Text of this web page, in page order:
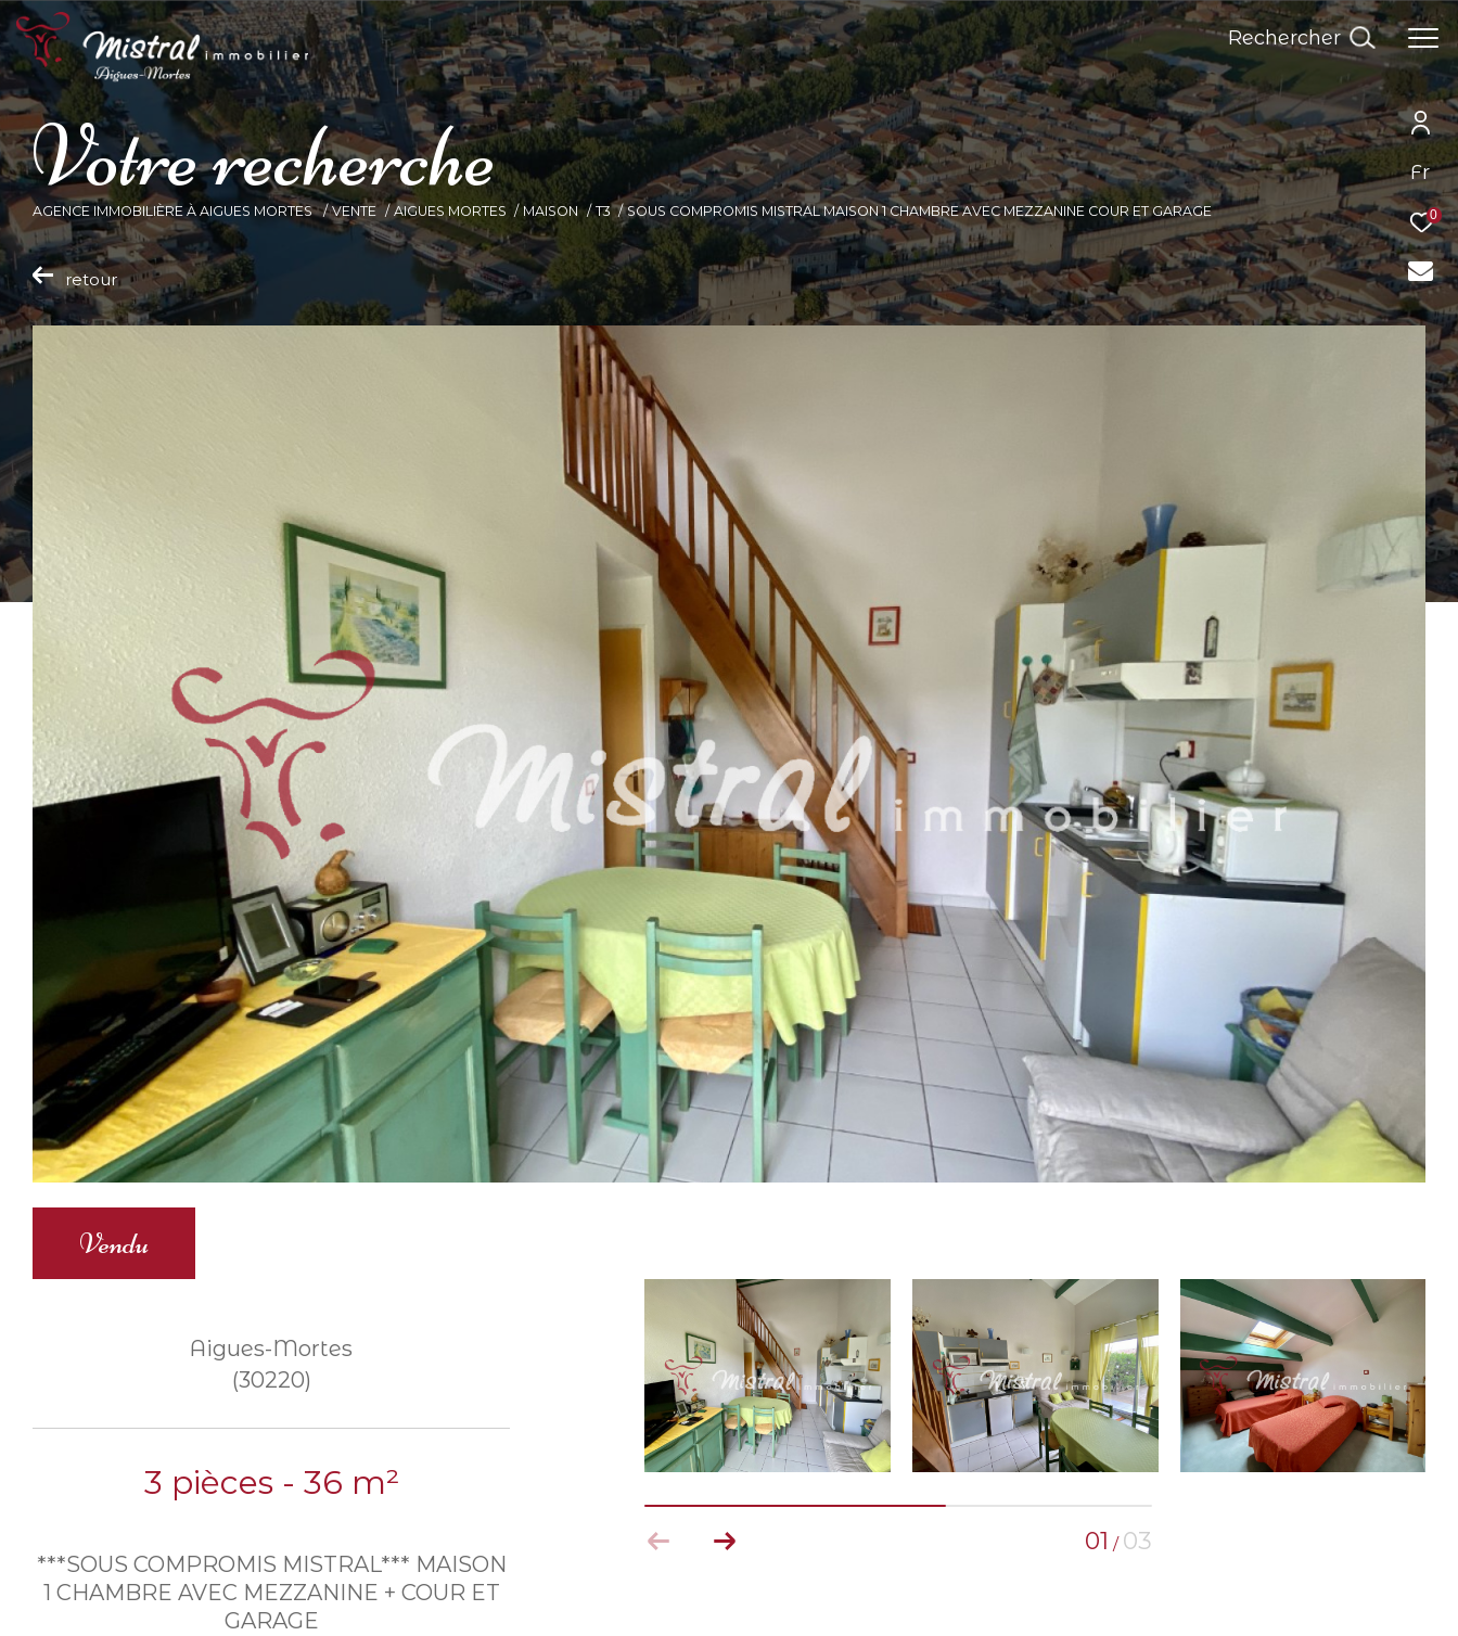
Fr
0
Rechercher
Votrerecherche
AGENCE IMMOBILIÈRE À AIGUES MORTES VENTE AIGUES MORTES MAISON T3 SOUS COMPROMIS MISTRAL MAISON 1 CHAMBRE AVEC MEZZANINE COUR ET GARAGE
retour
Vendu
01 / 03
Aigues-Mortes
(30220)
3 pièces - 36 m²
***SOUS COMPROMIS MISTRAL*** MAISON
1 CHAMBRE AVEC MEZZANINE + COUR ET
GARAGE